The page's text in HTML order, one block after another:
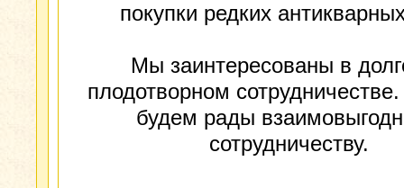
покупки редких
Мы заинтересованы в
плодотворном
будем рады
сотрудничеству.